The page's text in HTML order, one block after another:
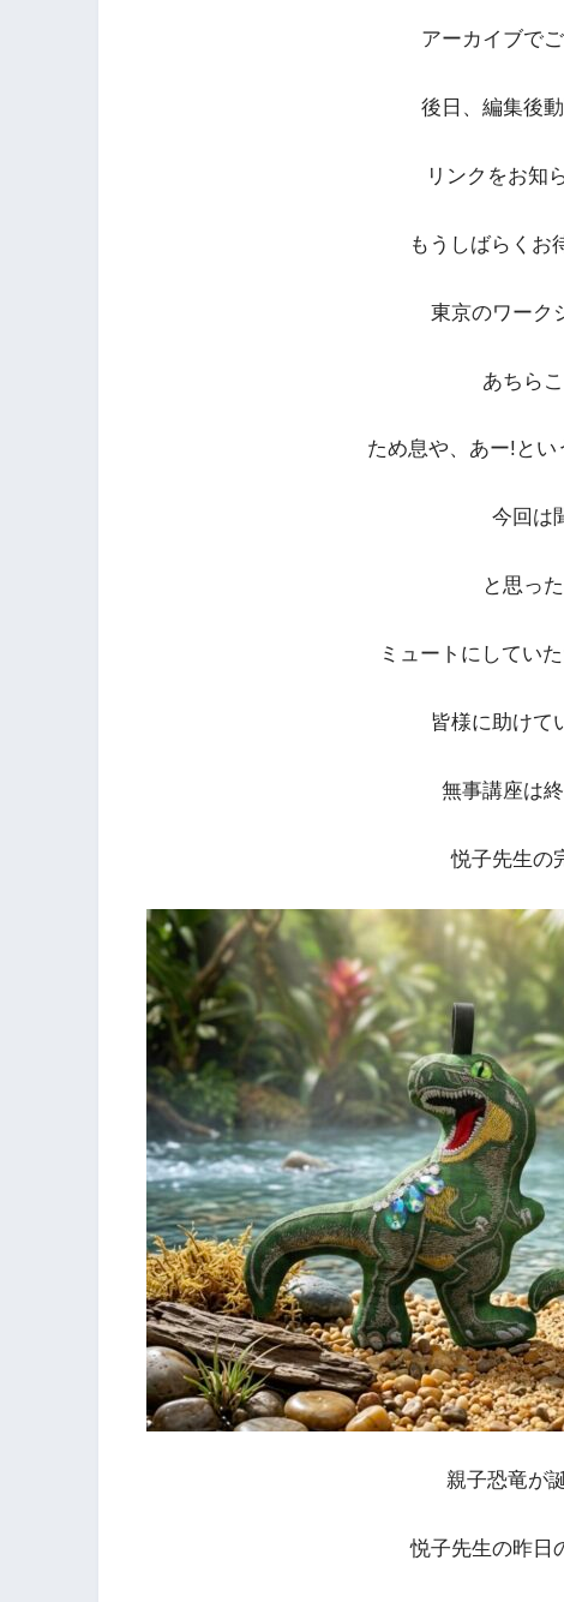
アーカイブで
後日、編集後
リンクをお知
もうしばらくお
東京のワーク
あちら
ため息や、あー!と
今回は
と思っ
ミュートにしてい
皆様に助けて
無事講座は
悦子先生の
親子恐竜が
悦子先生の昨日